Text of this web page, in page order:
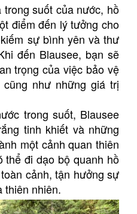
suốt của nước, hồ
điểm đến lý tưởng cho
sự bình yên và thư
đến Blausee, bạn sẽ
trọng của việc bảo vệ
như những giá trị
trong suốt, Blausee
tinh khiết và những
một cảnh quan thiên
thể đi dạo bộ quanh hồ
cảnh, tận hưởng sự
thiên nhiên.